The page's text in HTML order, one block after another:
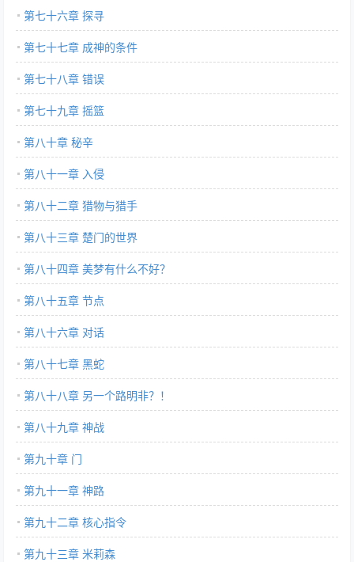
第七十六章 探寻
第七十七章 成神的条件
第七十八章 错误
第七十九章 摇篮
第八十章 秘辛
第八十一章 入侵
第八十二章 猎物与猎手
第八十三章 楚门的世界
第八十四章 美梦有什么不好？
第八十五章 节点
第八十六章 对话
第八十七章 黑蛇
第八十八章 另一个路明非？！
第八十九章 神战
第九十章 门
第九十一章 神路
第九十二章 核心指令
第九十三章 米莉森